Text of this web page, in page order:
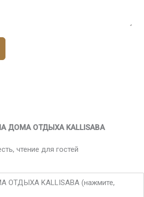
ДОМА ОТДЫХА KALLISABA
чтение для гостей
ОТДЫХА KALLISABA (нажмите,